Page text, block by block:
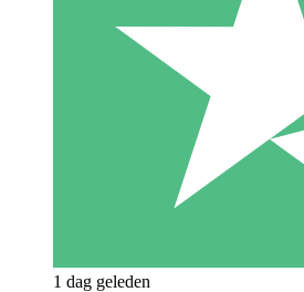
1 dag geleden